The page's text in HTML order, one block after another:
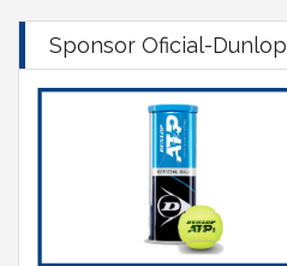
Sponsor Oficial-Dunlop